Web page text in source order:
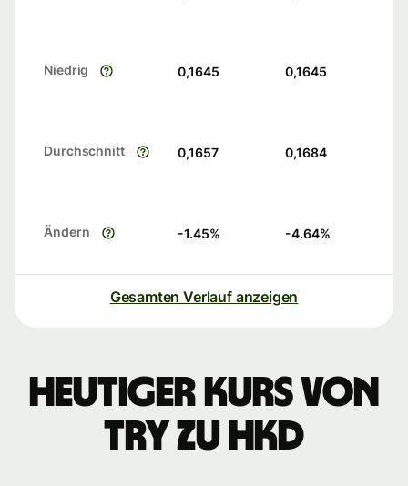
Niedrig 0,1645 0,1645
Durchschnitt 0,1657 0,1684
Ändern -1.45% -4.64%
Gesamten Verlauf anzeigen
Heutiger Kurs von
TRY zu HKD